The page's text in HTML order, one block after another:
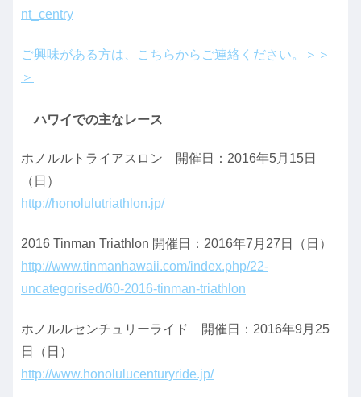
nt_centry
ご興味がある方は、こちらからご連絡ください。＞＞
＞
ハワイでの主なレース
ホノルルトライアスロン 開催日：2016年5月15日
（日）
http://honolulutriathlon.jp/
2016 Tinman Triathlon 開催日：2016年7月27日（日）
http://www.tinmanhawaii.com/index.php/22-
uncategorised/60-2016-tinman-triathlon
ホノルルセンチュリーライド 開催日：2016年9月25
日（日）
http://www.honolulucenturyride.jp/